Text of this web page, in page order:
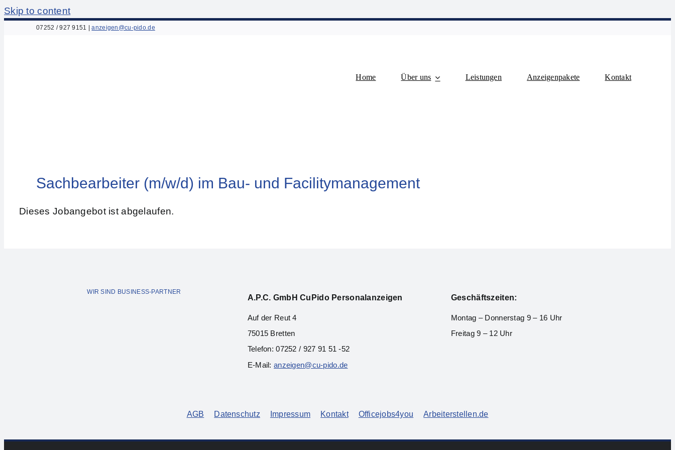
Skip to content
07252 / 927 9151 |anzeigen@cu-pido.de
Home Über uns Leistungen Anzeigenpakete Kontakt
Sachbearbeiter (m/w/d) im Bau- und Facilitymanagement
Dieses Jobangebot ist abgelaufen.
WIR SIND BUSINESS-PARTNER
A.P.C. Gmb H CuPido Personalanzeigen
Auf der Reut 4
75015 Bretten
Telefon: 07252 / 927 91 51 -52
E-Mail:anzeigen@cu-pido.de
Geschäftszeiten:
Montag – Donnerstag 9 – 16 Uhr
Freitag 9 – 12 Uhr
AGB Datenschutz Impressum Kontakt Officejobs4you Arbeiterstellen.de